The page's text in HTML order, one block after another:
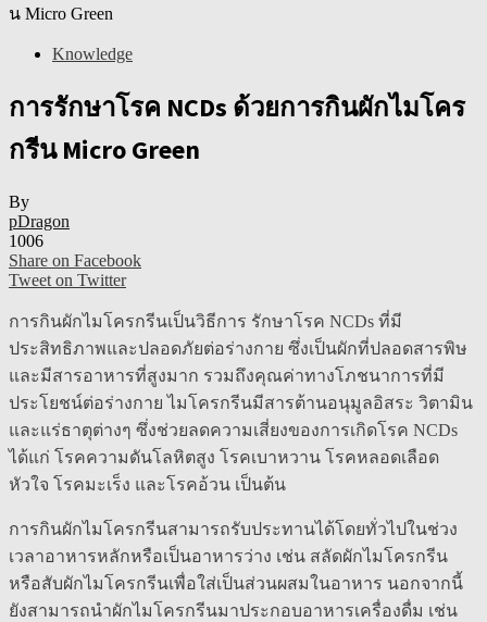
น Micro Green
Knowledge
การรักษาโรค NCDs ด้วยการกินผักไมโคร
กรีน Micro Green
By
pDragon
1006
Share on Facebook
Tweet on Twitter
การกินผักไมโครกรีนเป็นวิธีการ รักษาโรค NCDs ที่มี
ประสิทธิภาพและปลอดภัยต่อร่างกาย ซึ่งเป็นผักที่ปลอดสารพิษ
และมีสารอาหารที่สูงมาก รวมถึงคุณค่าทางโภชนาการที่มี
ประโยชน์ต่อร่างกาย ไมโครกรีนมีสารต้านอนุมูลอิสระ วิตามิน
และแร่ธาตุต่างๆ ซึ่งช่วยลดความเสี่ยงของการเกิดโรค NCDs
ได้แก่ โรคความดันโลหิตสูง โรคเบาหวาน โรคหลอดเลือด
หัวใจ โรคมะเร็ง และโรคอ้วน เป็นต้น
การกินผักไมโครกรีนสามารถรับประทานได้โดยทั่วไปในช่วง
เวลาอาหารหลักหรือเป็นอาหารว่าง เช่น สลัดผักไมโครกรีน
หรือสับผักไมโครกรีนเพื่อใส่เป็นส่วนผสมในอาหาร นอกจากนี้
ยังสามารถนำผักไมโครกรีนมาประกอบอาหารเครื่องดื่ม เช่น